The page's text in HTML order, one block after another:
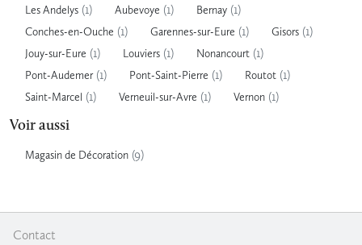
Les Andelys (1) Aubevoye (1) Bernay (1)
Conches-en-Ouche (1) Garennes-sur-Eure (1) Gisors (1)
Jouy-sur-Eure (1) Louviers (1) Nonancourt (1)
Pont-Audemer(1) Pont-Saint-Pierre (1) Routot (1)
Saint-Marcel (1) Verneuil-sur-Avre (1) Vernon (1)
Voir aussi
Magasin de Décoration (9)
Contact